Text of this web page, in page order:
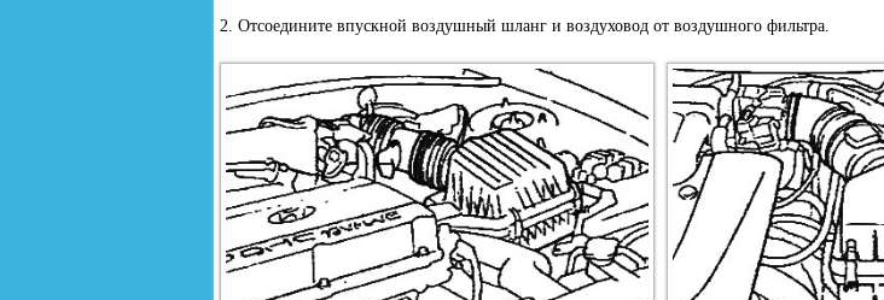
2. Отсоедините впускной воздушный шланг и воздуховод от воздушного фильтра.